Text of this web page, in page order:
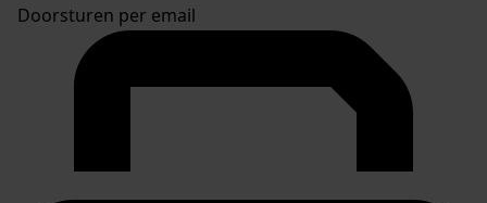
Doorsturen per email